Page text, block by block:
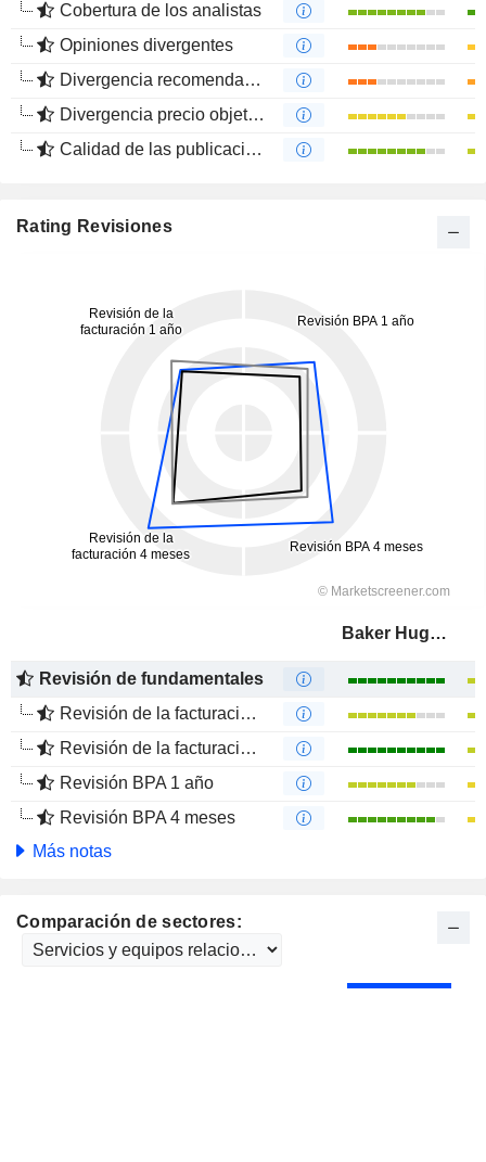
Cobertura de los analistas
Opiniones divergentes
Divergencia recomendaciones analistas
Divergencia precio objetivo
Calidad de las publicaciones
Rating Revisiones
Baker Hughes Company
Revisión de fundamentales
Revisión de la facturación 1 año
Revisión de la facturación 4 meses
Revisión BPA 1 año
Revisión BPA 4 meses
Más notas
Comparación de sectores: